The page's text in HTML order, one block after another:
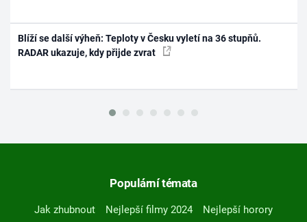
Blíží se další výheň: Teploty v Česku vyletí na 36 stupňů.
RADAR ukazuje, kdy přijde zvrat
Populární témata
Jak zhubnout Nejlepší filmy 2024
Nejlepší horory